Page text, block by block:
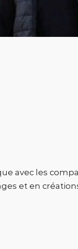
avec les
et en